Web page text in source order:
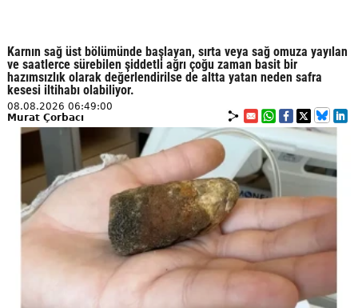
Karnın sağ üst bölümünde başlayan, sırta veya sağ omuza yayılan
ve saatlerce sürebilen şiddetli ağrı çoğu zaman basit bir
hazımsızlık olarak değerlendirilse de altta yatan neden safra
kesesi iltihabı olabiliyor.
08.08.2026 06:49:00
Murat Çorbacı